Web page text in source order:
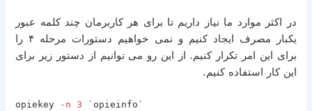
در اکثر موارد ما نیاز داریم تا برای هر کاربرمان چند کلمه عبور
یکبار مصرف ایجاد کنیم و نمی خواهیم دستورات مرحله ۴ را
برای این امر تکرار کنیم. از این رو می توانیم از دستور زیر برای
این کار استفاده کنیم.
opiekey -n 3 `opieinfo`